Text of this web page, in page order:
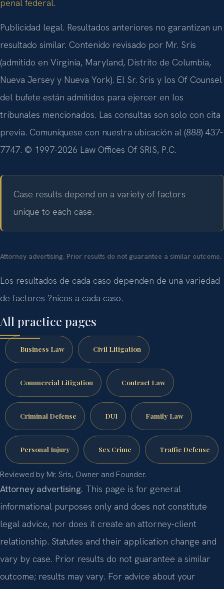
penal federal.
Publicidad legal. Resultados anteriores no garantizan un
resultado similar. Contenido revisado por Mr. Sris
(admitido en Virginia, Maryland, Distrito de Columbia,
Nueva Jersey y Nueva York). El Sr. Sris y los Of Counsel
del bufete están admitidos para ejercer en los
tribunales mencionados. Las consultas son solo con cita
previa. Comuníquese con nuestra ubicación al (888) 437-
7747. © 1997-2026 Law Offices Of SRIS, P.C.
Case results depend on a variety of factors
unique to each case.
Attorney advertising. Prior results do not guarantee a similar outcome.
Los resultados de cada caso dependen de una variedad
de factores ?nicos a cada caso.
All practice pages
Business Law Civil Litigation
Commercial Litigation Contract Law
Criminal Defense DUI Family Law
Personal Injury Sex Crime Traffic Defense
Reviewed by Mr. Sris, Owner and Founder.
Attorney advertising. This page is for general
informational purposes only and does not constitute
legal advice, nor does it create an attorney-client
relationship. Statutes and their application change and
vary by case. Prior results do not guarantee a similar
outcome; results may vary. For advice about your